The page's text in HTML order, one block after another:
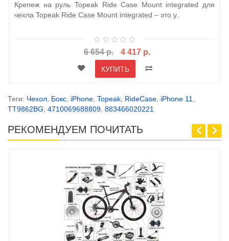
Крепеж на руль Topeak Ride Case Mount integrated для
чехла Topeak Ride Case Mount integrated – это у..
6 654 р. 4 417 р.
КУПИТЬ
Теги: Чехол, Бокс, iPhone, Topeak, RideCase, iPhone 11,
TT9862BG, 4710069688809, 883466020221
РЕКОМЕНДУЕМ ПОЧИТАТЬ